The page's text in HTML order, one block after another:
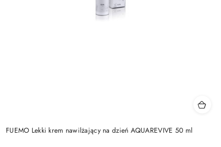
FUEMO Lekki krem nawilżający na dzień AQUAREVIVE 50 ml